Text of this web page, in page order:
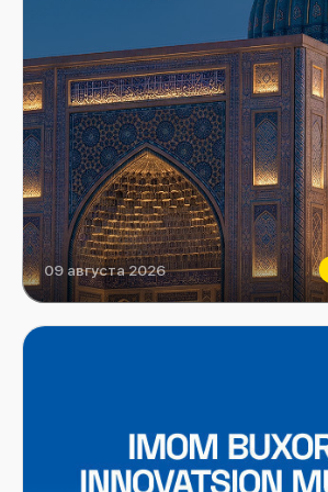
Центр исламской цивилизации
09 августа 2026